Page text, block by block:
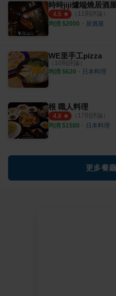
時時jiji爐端燒居酒
4.5 （ 11則評論）
均消 $2000 ・ 居酒屋
WE里手工pizza
（ 10則評論）
均消 $620 ・ 日本料理
根 職人料理
4.8 （ 17則評論）
均消 $1580 ・ 日本料理
更多餐